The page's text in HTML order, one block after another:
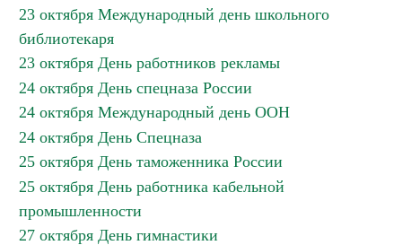
23 октября Международный день школьного
библиотекаря
23 октября День работников рекламы
24 октября День спецназа России
24 октября Международный день ООН
24 октября День Спецназа
25 октября День таможенника России
25 октября День работника кабельной
промышленности
27 октября День гимнастики